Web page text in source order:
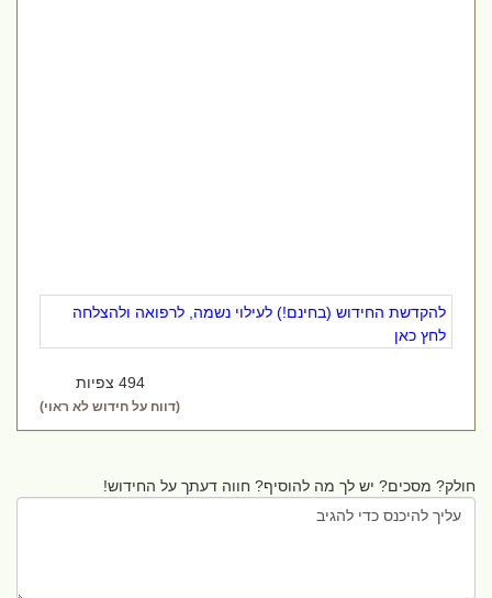
להקדשת החידוש (בחינם!) לעילוי נשמה, לרפואה ולהצלחה
לחץ כאן
494 צפיות
(דווח על חידוש לא ראוי)
חולק? מסכים? יש לך מה להוסיף? חווה דעתך על החידוש!